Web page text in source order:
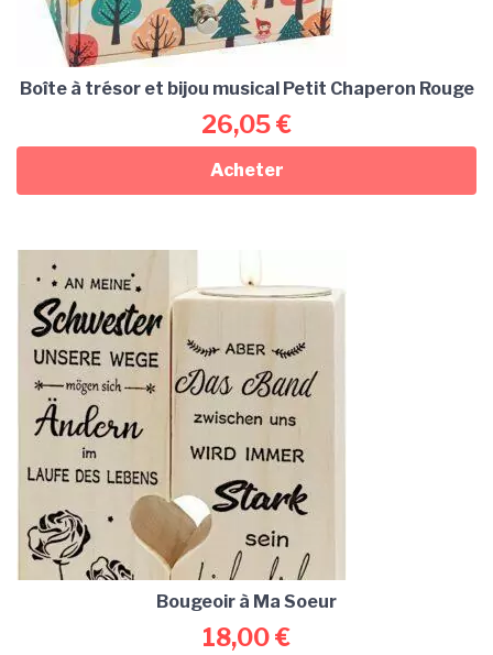
Boîte à trésor et bijou musical Petit Chaperon Rouge
26,05€
Acheter
Bougeoir à Ma Soeur
18,00€